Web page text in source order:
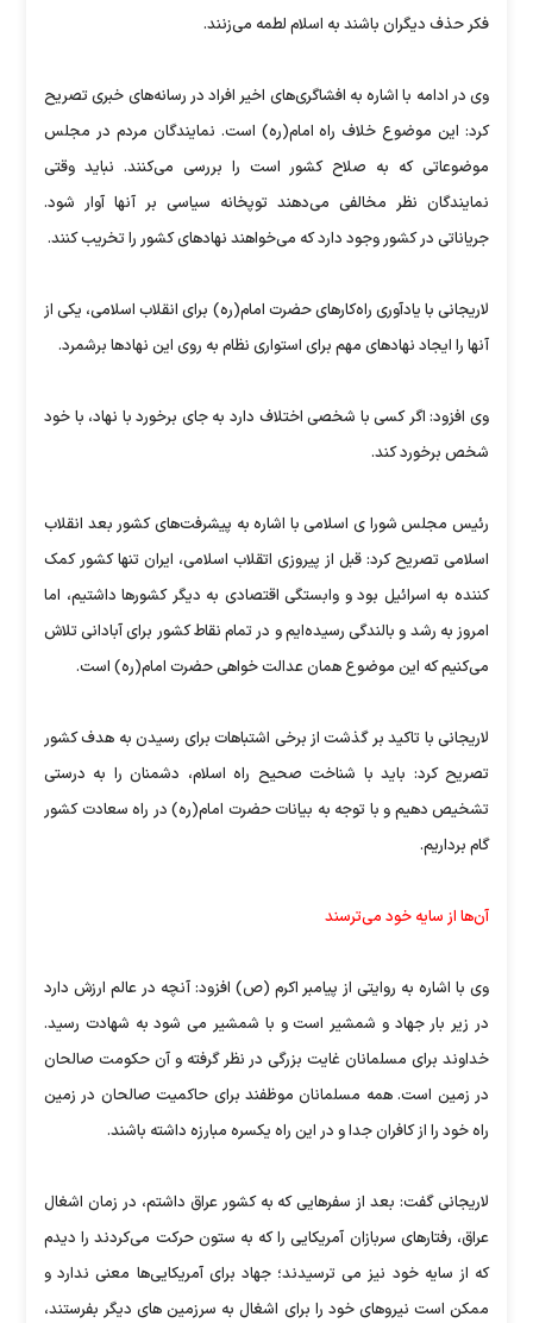
فکر حذف دیگران باشند به اسلام لطمه می‌زنند.
وی در ادامه با اشاره به افشاگری‌های اخیر افراد در رسانه‌های خبری تصریح
کرد: این موضوع خلاف راه امام(ره) است. نمایندگان مردم در مجلس
موضوعاتی که به صلاح کشور است را بررسی می‌کنند. نباید وقتی
نمایندگان نظر مخالفی می‌دهند توپخانه سیاسی بر آنها آوار شود.
جریاناتی در کشور وجود دارد که می‌خواهند نهادهای کشور را تخریب کنند.
لاریجانی با یادآوری راه‌کارهای حضرت امام(ره) برای انقلاب اسلامی، یکی از
آنها را ایجاد نهادهای مهم برای استواری نظام به روی این نهادها برشمرد.
وی افزود: اگر کسی با شخصی اختلاف دارد به جای برخورد با نهاد، با خود
شخص برخورد کند.
رئیس مجلس شورا ی اسلامی با اشاره به پیشرفت‌های کشور بعد انقلاب
اسلامی تصریح کرد: قبل از پیروزی اتقلاب اسلامی، ایران تنها کشور کمک
کننده به اسرائیل بود و وابستگی اقتصادی به دیگر کشورها داشتیم، اما
امروز به رشد و بالندگی رسیده‌ایم و در تمام نقاط کشور برای آبادانی تلاش
می‌کنیم که این موضوع همان عدالت خواهی حضرت امام(ره) است.
لاریجانی با تاکید بر گذشت از برخی اشتباهات برای رسیدن به هدف کشور
تصریح کرد: باید با شناخت صحیح راه اسلام، دشمنان را به درستی
تشخیص دهیم و با توجه به بیانات حضرت امام(ره) در راه سعادت کشور
گام برداریم.
آن‌ها از سایه خود می‌ترسند
وی با اشاره به روایتی از پیامبر اکرم (ص) افزود: آنچه در عالم ارزش دارد
در زیر بار جهاد و شمشیر است و با شمشیر می شود به شهادت رسید.
خداوند برای مسلمانان غایت بزرگی در نظر گرفته و آن حکومت صالحان
در زمین است. همه مسلمانان موظفند برای حاکمیت صالحان در زمین
راه خود را از کافران جدا و در این راه یکسره مبارزه داشته باشند.
لاریجانی گفت: بعد از سفرهایی که به کشور عراق داشتم، در زمان اشغال
عراق، رفتارهای سربازان آمریکایی را که به ستون حرکت می‌کردند را دیدم
که از سایه خود نیز می ترسیدند؛ جهاد برای آمریکایی‌ها معنی ندارد و
ممکن است نیروهای خود را برای اشغال به سرزمین های دیگر بفرستند،